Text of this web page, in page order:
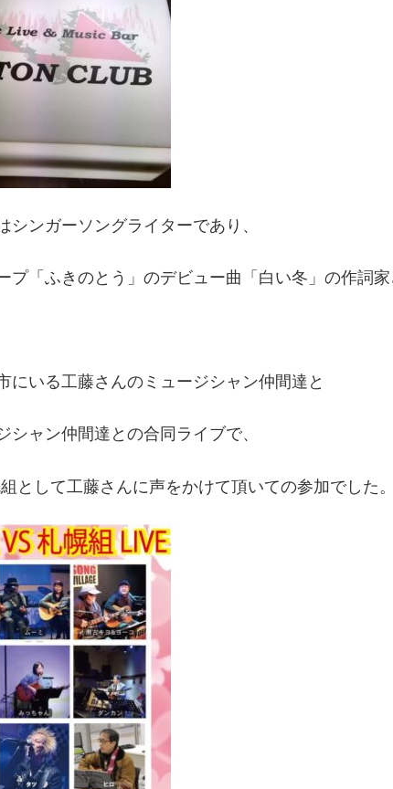
シンガーソングライターであり、
プ「ふきのとう」のデビュー曲「白い冬」の作詞家
にいる工藤さんのミュージシャン仲間達と
シャン仲間達との合同ライブで、
として工藤さんに声をかけて頂いての参加でした。